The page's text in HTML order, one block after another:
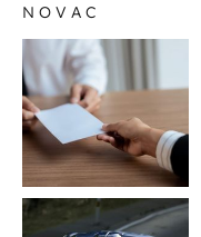
NOVAC